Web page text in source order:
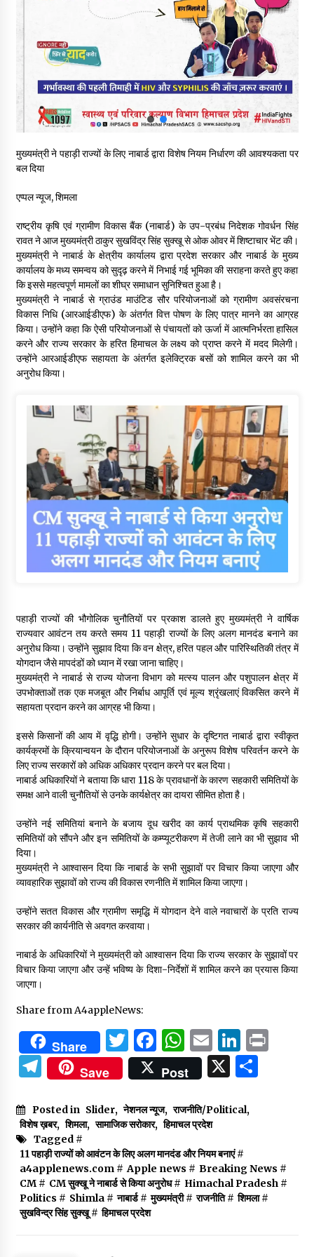
वन विभाग के एक हजार खिलाड़ी रामपुर में दिखाएंगे जौहर, 11 से 13 सितंबर
तक आयोजित होगी 27वीं वार्षिक खेलकूद प्रतियोगिता
30 बैग की सीमा पर भाजपा का हमला, बोली- कांग्रेस सरकार ने सेब उत्पादकों
की तोड़ी कमर- संदीपनी
07/08/2026
07/08/2026
07/08/2026
रूपी भावा वन्यजीव अभयारण्य में फिर दिखा जंगलों का ‘खामोश पहरेदार’, दुर्लभ
हिमालयन “सीरो” कैमरे में कैद
06/08/2026
मुख्यमंत्री ने पहाड़ी राज्यों के लिए नाबार्ड द्वारा विशेष नियम निर्धारण की आवश्यकता पर
बल दिया
एप्पल न्यूज, शिमला
राष्ट्रीय कृषि एवं ग्रामीण विकास बैंक (नाबार्ड) के उप-प्रबंध निदेशक गोवर्धन सिंह
रावत ने आज मुख्यमंत्री ठाकुर सुखविंद्र सिंह सुक्खू से ओक ओवर में शिष्टाचार भेंट की।
मुख्यमंत्री ने नाबार्ड के क्षेत्रीय कार्यालय द्वारा प्रदेश सरकार और नाबार्ड के मुख्य
कार्यालय के मध्य समन्वय को सुदृढ़ करने में निभाई गई भूमिका की सराहना करते हुए कहा
कि इससे महत्वपूर्ण मामलों का शीघ्र समाधान सुनिश्चित हुआ है।
मुख्यमंत्री ने नाबार्ड से ग्राउंड माउंटिड सौर परियोजनाओं को ग्रामीण अवसंरचना
विकास निधि (आरआईडीएफ) के अंतर्गत वित्त पोषण के लिए पात्र मानने का आग्रह
किया। उन्होंने कहा कि ऐसी परियोजनाओं से पंचायतों को ऊर्जा में आत्मनिर्भरता हासिल
करने और राज्य सरकार के हरित हिमाचल के लक्ष्य को प्राप्त करने में मदद मिलेगी।
उन्होंने आरआईडीएफ सहायता के अंतर्गत इलेक्ट्रिक बसों को शामिल करने का भी
अनुरोध किया।
पहाड़ी राज्यों की भौगोलिक चुनौतियों पर प्रकाश डालते हुए मुख्यमंत्री ने वार्षिक
राज्यवार आवंटन तय करते समय 11 पहाड़ी राज्यों के लिए अलग मानदंड बनाने का
अनुरोध किया। उन्होंने सुझाव दिया कि वन क्षेत्र, हरित पहल और पारिस्थितिकी तंत्र में
योगदान जैसे मापदंडों को ध्यान में रखा जाना चाहिए।
मुख्यमंत्री ने नाबार्ड से राज्य योजना विभाग को मत्स्य पालन और पशुपालन क्षेत्र में
उपभोक्ताओं तक एक मजबूत और निर्बाध आपूर्ति एवं मूल्य श्रृंखलाएं विकसित करने में
सहायता प्रदान करने का आग्रह भी किया।
इससे किसानों की आय में वृद्धि होगी। उन्होंने सुधार के दृष्टिगत नाबार्ड द्वारा स्वीकृत
कार्यक्रमों के क्रियान्वयन के दौरान परियोजनाओं के अनुरूप विशेष परिवर्तन करने के
लिए राज्य सरकारों को अधिक अधिकार प्रदान करने पर बल दिया।
नाबार्ड अधिकारियों ने बताया कि धारा 118 के प्रावधानों के कारण सहकारी समितियों के
समक्ष आने वाली चुनौतियों से उनके कार्यक्षेत्र का दायरा सीमित होता है।
उन्होंने नई समितियां बनाने के बजाय दूध खरीद का कार्य प्राथमिक कृषि सहकारी
समितियों को सौंपने और इन समितियों के कम्प्यूटरीकरण में तेजी लाने का भी सुझाव भी
दिया।
मुख्यमंत्री ने आश्वासन दिया कि नाबार्ड के सभी सुझावों पर विचार किया जाएगा और
व्यावहारिक सुझावों को राज्य की विकास रणनीति में शामिल किया जाएगा।
उन्होंने सतत विकास और ग्रामीण समृद्धि में योगदान देने वाले नवाचारों के प्रति राज्य
सरकार की कार्यनीति से अवगत करवाया।
नाबार्ड के अधिकारियों ने मुख्यमंत्री को आश्वासन दिया कि राज्य सरकार के सुझावों पर
विचार किया जाएगा और उन्हें भविष्य के दिशा-निर्देशों में शामिल करने का प्रयास किया
जाएगा।
Share from A4appleNews:
Share Twitter
Facebook
WhatsApp
Email
Telegram
Save Post X
Posted in Slider, नेशनल न्यूज, राजनीति/Political,
विशेष ख़बर, शिमला, सामाजिक सरोकार, हिमाचल प्रदेश
Tagged #
11 पहाड़ी राज्यों को आवंटन के लिए अलग मानदंड और नियम बनाएं#
a4applenews.com# Apple news # Breaking News #
CM# CM सुक्खू ने नाबार्ड से किया अनुरोध# Himachal Pradesh#
Politics # Shimla# नाबार्ड# मुख्यमंत्री# राजनीति# शिमला#
सुखविन्द्र सिंह सुक्खू# हिमाचल प्रदेश